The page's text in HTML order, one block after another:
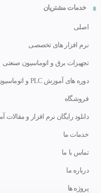
خدمات مشتریان
اصلی
نرم افزار های تخصصی
تجهیزات برق و اتوماسیون صنعتی
دوره های آموزش PLC و اتوماسیون صنعتی
فروشگاه
دانلود رایگان نرم افزار و مقالات
خدمات ما
تماس با ما
درباره ما
پروژه ها